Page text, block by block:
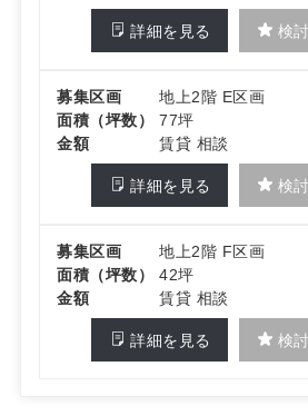
詳細を見る 検
募集区画
地上2階 E区画
面積（坪数）
77坪
金額
賃貸 相談
詳細を見る 検
募集区画
地上2階 F区画
面積（坪数）
42坪
金額
賃貸 相談
詳細を見る 検